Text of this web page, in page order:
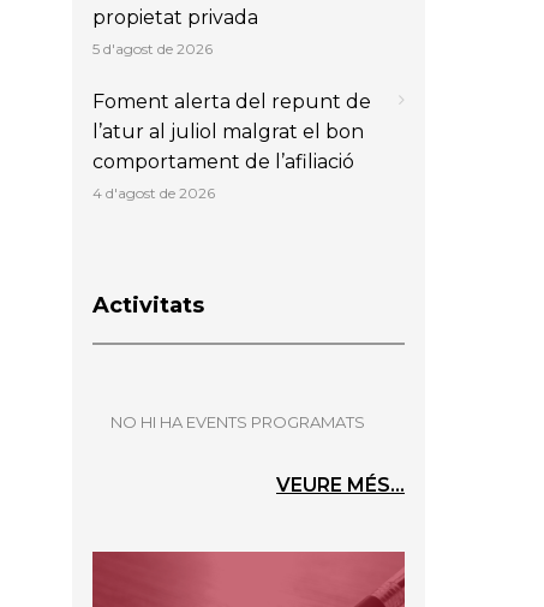
propietat privada
5 d'agost de 2026
Foment alerta del repunt de
l’atur al juliol malgrat el bon
comportament de l’afiliació
4 d'agost de 2026
Activitats
NO HI HA EVENTS PROGRAMATS
VEURE MÉS...